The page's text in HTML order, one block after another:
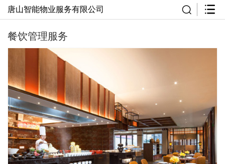
唐山智能物业服务有限公司
餐饮管理服务